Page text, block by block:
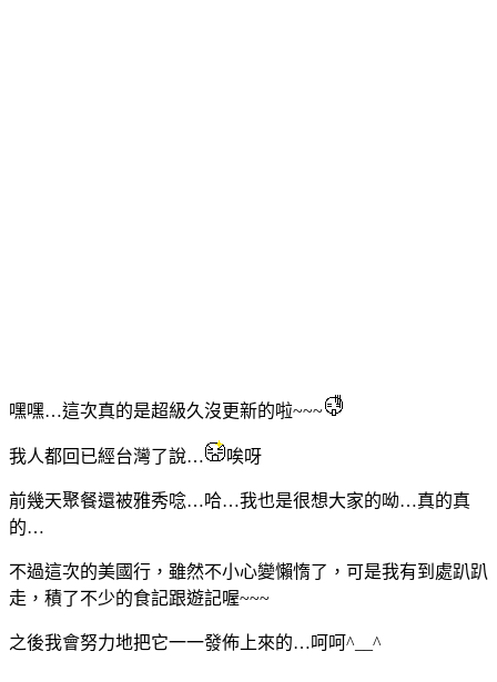
嘿嘿…這次真的是超級久沒更新的啦~~~
我人都回已經台灣了說… 唉呀
前幾天聚餐還被雅秀唸…哈…我也是很想大家的呦…真的真
的…
不過這次的美國行，雖然不小心變懶惰了，可是我有到處趴趴
走，積了不少的食記跟遊記喔~~~
之後我會努力地把它一一發佈上來的…呵呵^__^